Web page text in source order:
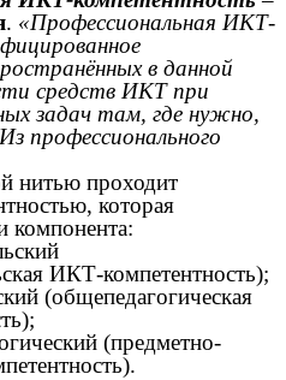
. «Профессиональная ИКТ-
в данной
средств ИКТ при
задач там, где нужно,
профессионального
нитью проходит
которая
компонента:
ИКТ-компетентность);
(общепедагогическая
(предметно-